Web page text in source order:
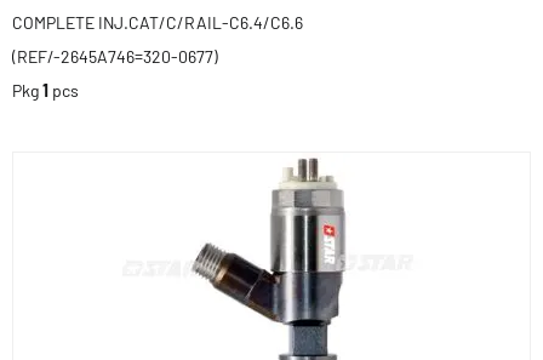
COMPLETE INJ.CAT/C/RAIL-C6.4/C6.6
(REF/-2645A746=320-0677)
Pkg1 pcs